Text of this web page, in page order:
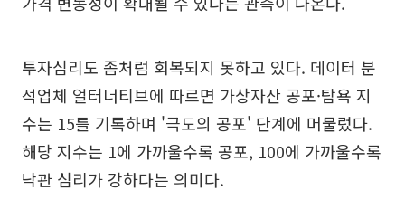
투자심리도 좀처럼 회복되지 못하고 있다. 데이터 분
석업체 얼터너티브에 따르면 가상자산 공포·탐욕 지
수는 15를 기록하며 '극도의 공포' 단계에 머물렀다.
해당 지수는 1에 가까울수록 공포, 100에 가까울수록
낙관 심리가 강하다는 의미다.